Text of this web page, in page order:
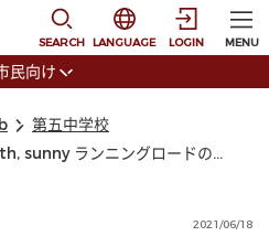
SEARCH
選択すると言語の切
LANGUAGE LOGIN MENU
民向け
第五中学校
6/18(金) Friday, June 18th, sunny ランニングロードの花苗植えありがとうございました！
2021/06/18